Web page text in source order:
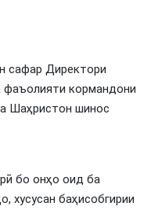
сафар Директори
фаъолияти кормандони
Шаҳристон шинос
бо онҳо оид ба
баҳисобгирии